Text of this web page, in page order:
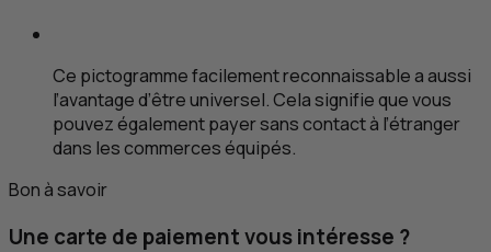
Ce pictogramme facilement reconnaissable a aussi
l’avantage d’être universel. Cela signifie que vous
pouvez également payer sans contact à l’étranger
dans les commerces équipés.
Bon à savoir
Une carte de paiement vous intéresse ?